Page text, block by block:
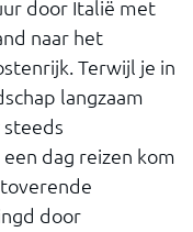
door Italië met
naar het
Terwijl je in
langzaam
dag reizen kom
door